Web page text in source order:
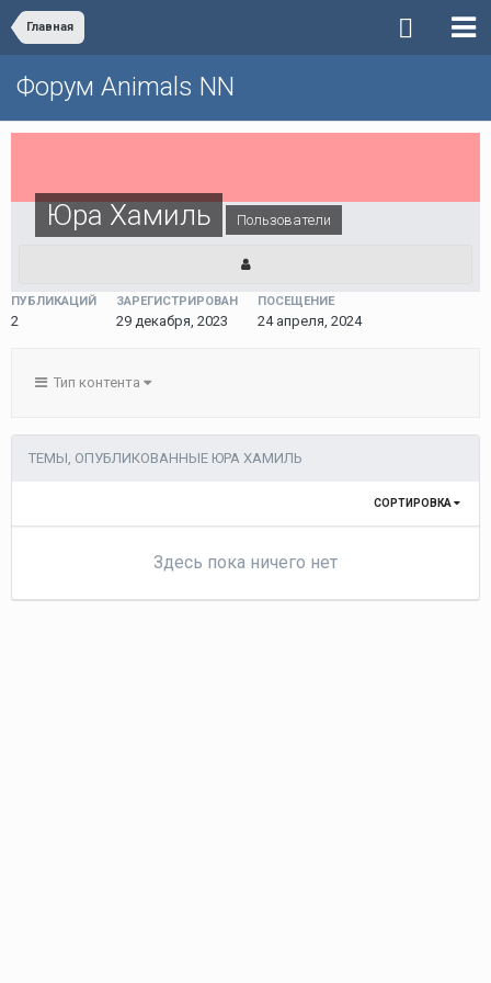
Главная
Форум Animals NN
Юра Хамиль Пользователи
ПУБЛИКАЦИЙ
2
ЗАРЕГИСТРИРОВАН
29 декабря, 2023
ПОСЕЩЕНИЕ
24 апреля, 2024
Тип контента
ТЕМЫ, ОПУБЛИКОВАННЫЕ ЮРА ХАМИЛЬ
СОРТИРОВКА
Здесь пока ничего нет